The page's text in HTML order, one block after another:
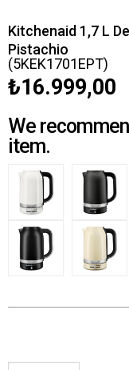
Kitchenaid 1,7 L
Pistachio
(5KEK1701EPT)
₺16.999,00
We
item.